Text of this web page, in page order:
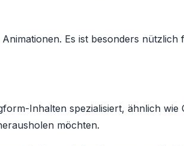
Es ist besonders nützlich
Inhalten spezialisiert, ähnlich
möchten.